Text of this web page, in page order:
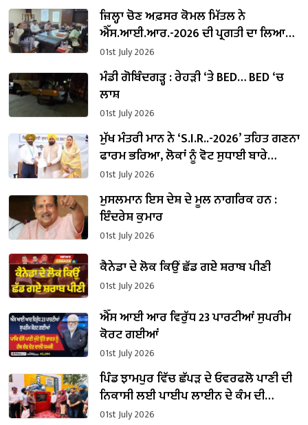
ਜ਼ਿਲ੍ਹਾ ਚੋਣ ਅਫ਼ਸਰ ਕੋਮਲ ਮਿੱਤਲ ਨੇ
ਐੱਸ.ਆਈ.ਆਰ.-2026 ਦੀ ਪ੍ਰਗਤੀ ਦਾ ਲਿਆ
ਜਾਇਜ਼ਾ
01st July 2026
ਮੰਡੀ ਗੋਬਿੰਦਗੜ੍ਹ : ਰੇਹੜੀ ‘ਤੇ BED… BED ‘ਚ
ਲਾਸ਼
01st July 2026
ਮੁੱਖ ਮੰਤਰੀ ਮਾਨ ਨੇ ‘S.I.R..-2026’ ਤਹਿਤ ਗਣਨਾ
ਫਾਰਮ ਭਰਿਆ, ਲੋਕਾਂ ਨੂੰ ਵੋਟ ਸੁਧਾਈ ਬਾਰੇ
ਪ੍ਰਕਿਰਿਆ ਮੁਕੰਮਲ ਕਰਨ ਦੀ ਅਪੀਲ
01st July 2026
ਮੁਸਲਮਾਨ ਇਸ ਦੇਸ਼ ਦੇ ਮੂਲ ਨਾਗਰਿਕ ਹਨ :
ਇੰਦਰੇਸ਼ ਕੁਮਾਰ
01st July 2026
ਕੈਨੇਡਾ ਦੇ ਲੋਕ ਕਿਉਂ ਛੱਡ ਗਏ ਸ਼ਰਾਬ ਪੀਣੀ
01st July 2026
ਐੱਸ ਆਈ ਆਰ ਵਿਰੁੱਧ 23 ਪਾਰਟੀਆਂ ਸੁਪਰੀਮ
ਕੋਰਟ ਗਈਆਂ
01st July 2026
ਪਿੰਡ ਝਾਮਪੁਰ ਵਿੱਚ ਛੱਪੜ ਦੇ ਓਵਰਫਲੋ ਪਾਣੀ ਦੀ
ਨਿਕਾਸੀ ਲਈ ਪਾਈਪ ਲਾਈਨ ਦੇ ਕੰਮ ਦੀ
ਸ਼ੁਰੂਆਤ
01st July 2026